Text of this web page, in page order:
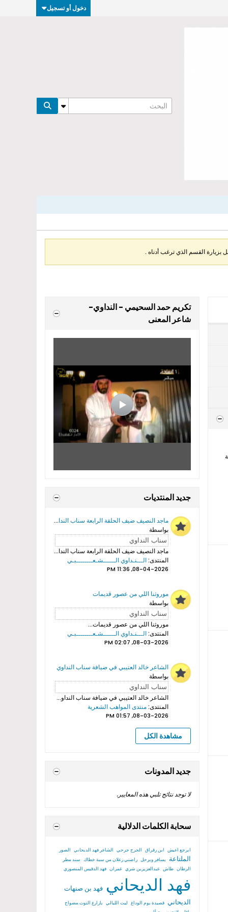
دخول أو تسجيل
القسم الذي ترغب أدناه .
تكريم حمد السحيمي - النداوي-
شاعر المعنى
جديد المنتديات
ماجد النصيف ضيف الحلقة الرابعة سناب النداوي
بواسطة
ماجد النصيف ضيف الحلقة الرابعة سناب النداوي...
المنتدى:الـــنـداوي الــــــشـعــــــــبـي
08-04-2026, 11:36 PM
موروثنا اللي من عصور قديمات
بواسطة
موروثنا اللي من عصور قديمات...
المنتدى:الـــنـداوي الــــــشـعــــــــبـي
08-03-2026, 02:07 PM
الشاعر خالد العتيبي في ضيافة سناب النداوي
بواسطة
الشاعر خالد العتيبي في ضيافة سناب النداوي بروموهات فيديوهات...
المنتدى:منتدى المواهب الشعرية
08-03-2026, 01:57 PM
مشاهدة الكل
جديد المدونات
لا توجد نتائج تلبي هذه المعايير.
سحابة الكلمات الدلالية
ابرجع اعيش ابن رقراق الجرح جرحي الشاعر فهد الديحاني الصور
الملتاعة بسافر وبرحل راضني زعلان من سبة خطاك سند مطر
الرطان طاش عبدالعزيزبن شري غمران فهد الدقيس المنصوري
فهد الديحاني فهد بن صنهات
الديحاني قصيدة يوم الوداع ليت الليالي يازارع التوت.مضواح